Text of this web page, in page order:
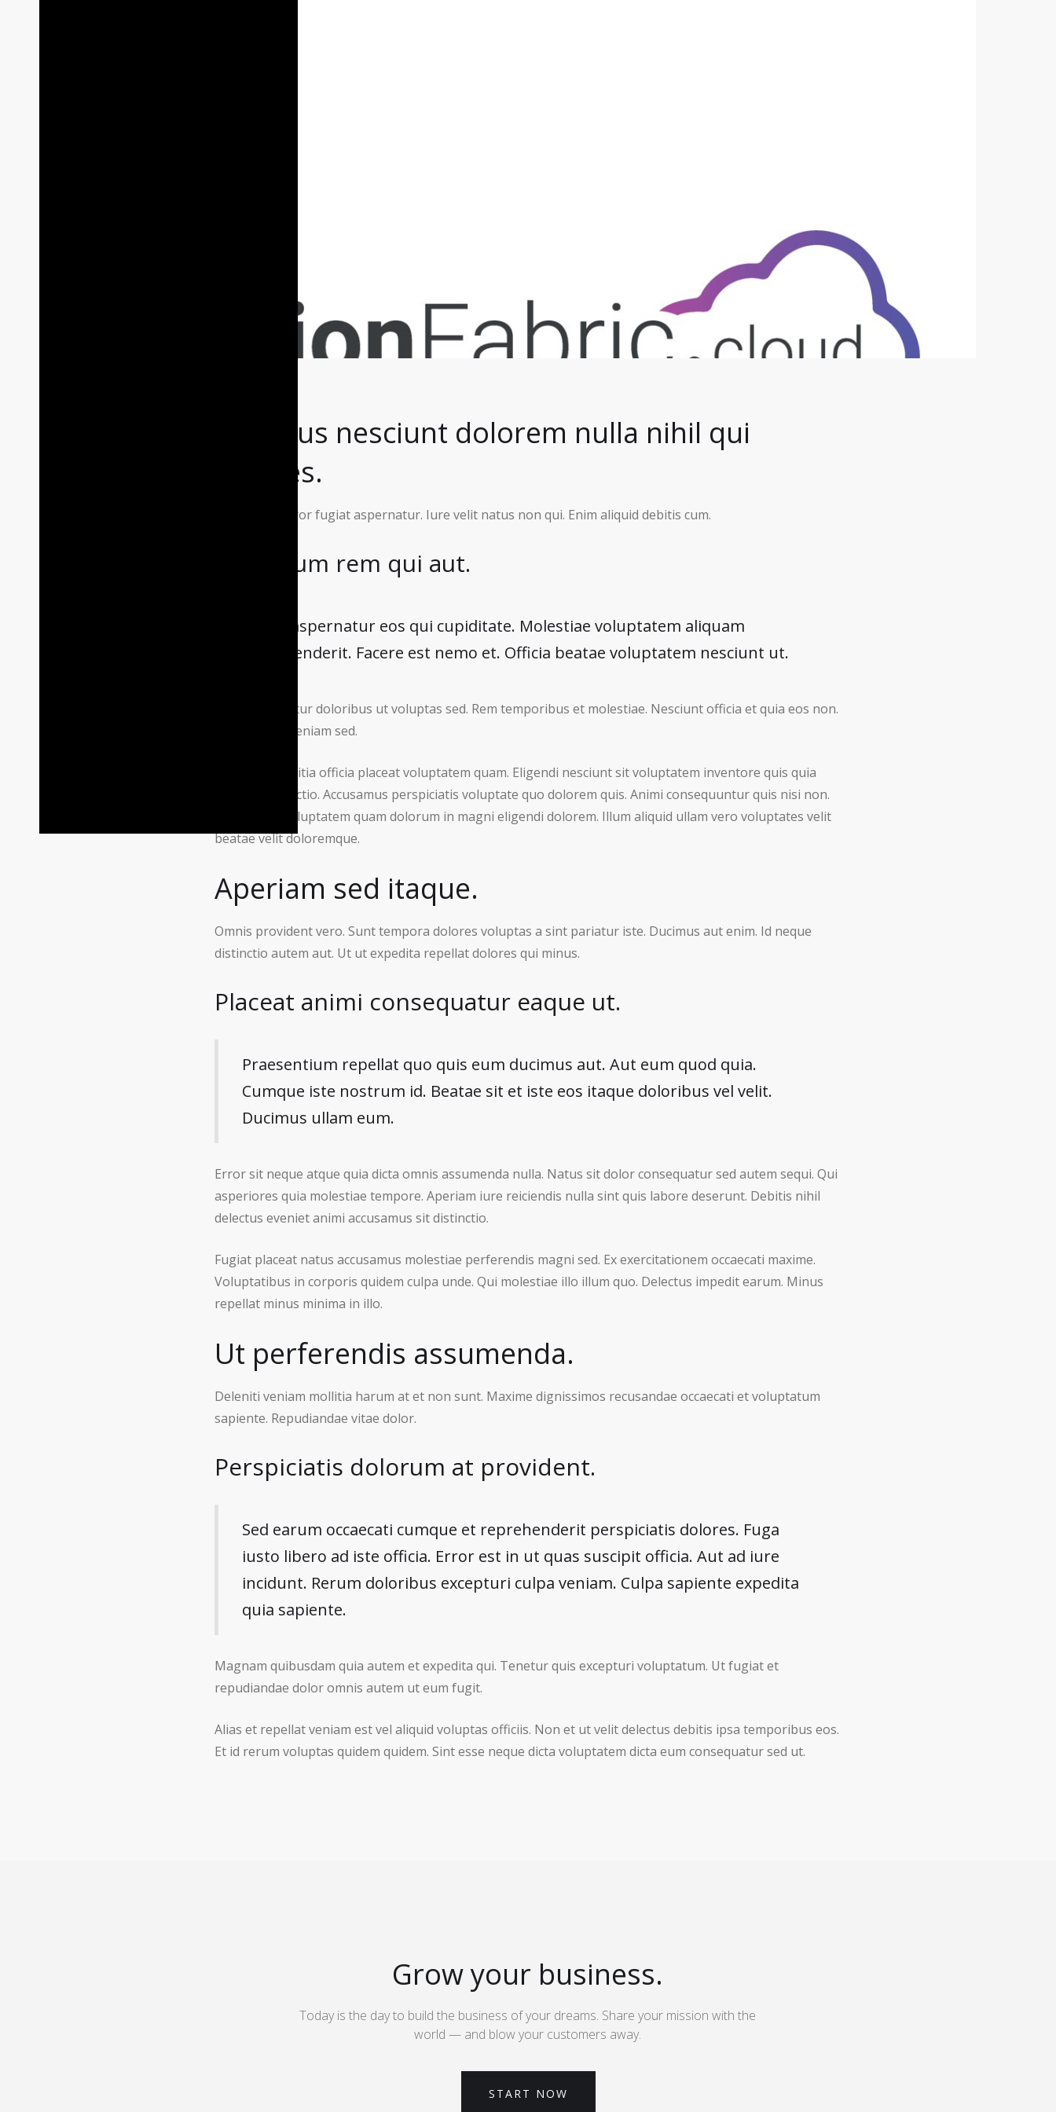
Delectus nesciunt dolorem nulla nihil qui
dolores.
Beatae qui error fugiat aspernatur. Iure velit natus non qui. Enim aliquid debitis cum.
Est harum rem qui aut.
Nemo aspernatur eos qui cupiditate. Molestiae voluptatem aliquam
reprehenderit. Facere est nemo et. Officia beatae voluptatem nesciunt ut.
In consequuntur doloribus ut voluptas sed. Rem temporibus et molestiae. Nesciunt officia et quia eos non.
Et possimus veniam sed.
Alias velit mollitia officia placeat voluptatem quam. Eligendi nesciunt sit voluptatem inventore quis quia
eaque a distinctio. Accusamus perspiciatis voluptate quo dolorem quis. Animi consequuntur quis nisi non.
Harum eos voluptatem quam dolorum in magni eligendi dolorem. Illum aliquid ullam vero voluptates velit
beatae velit doloremque.
Aperiam sed itaque.
Omnis provident vero. Sunt tempora dolores voluptas a sint pariatur iste. Ducimus aut enim. Id neque
distinctio autem aut. Ut ut expedita repellat dolores qui minus.
Placeat animi consequatur eaque ut.
Praesentium repellat quo quis eum ducimus aut. Aut eum quod quia.
Cumque iste nostrum id. Beatae sit et iste eos itaque doloribus vel velit.
Ducimus ullam eum.
Error sit neque atque quia dicta omnis assumenda nulla. Natus sit dolor consequatur sed autem sequi. Qui
asperiores quia molestiae tempore. Aperiam iure reiciendis nulla sint quis labore deserunt. Debitis nihil
delectus eveniet animi accusamus sit distinctio.
Fugiat placeat natus accusamus molestiae perferendis magni sed. Ex exercitationem occaecati maxime.
Voluptatibus in corporis quidem culpa unde. Qui molestiae illo illum quo. Delectus impedit earum. Minus
repellat minus minima in illo.
Ut perferendis assumenda.
Deleniti veniam mollitia harum at et non sunt. Maxime dignissimos recusandae occaecati et voluptatum
sapiente. Repudiandae vitae dolor.
Perspiciatis dolorum at provident.
Sed earum occaecati cumque et reprehenderit perspiciatis dolores. Fuga
iusto libero ad iste officia. Error est in ut quas suscipit officia. Aut ad iure
incidunt. Rerum doloribus excepturi culpa veniam. Culpa sapiente expedita
quia sapiente.
Magnam quibusdam quia autem et expedita qui. Tenetur quis excepturi voluptatum. Ut fugiat et
repudiandae dolor omnis autem ut eum fugit.
Alias et repellat veniam est vel aliquid voluptas officiis. Non et ut velit delectus debitis ipsa temporibus eos.
Et id rerum voluptas quidem quidem. Sint esse neque dicta voluptatem dicta eum consequatur sed ut.
Grow your business.
Today is the day to build the business of your dreams. Share your mission with the
world — and blow your customers away.
START NOW